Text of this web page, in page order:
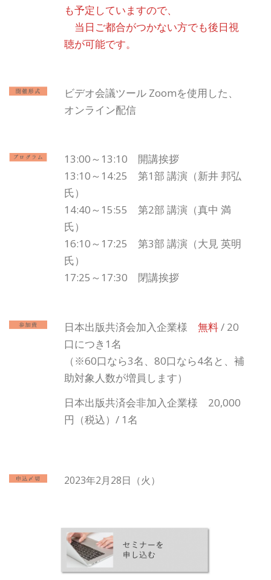
も予定していますので、
当日ご都合がつかない方でも後日視
聴が可能です。
ビデオ会議ツール Zoomを使用した、
オンライン配信
13:00～13:10 開講挨拶
13:10～14:25 第1部 講演（新井 邦弘
氏）
14:40～15:55 第2部 講演（真中 満
氏）
16:10～17:25 第3部 講演（大見 英明
氏）
17:25～17:30 閉講挨拶
日本出版共済会加入企業様無料/ 20
口につき1名
（※60口なら3名、80口なら4名と、補
助対象人数が増員します）
日本出版共済会非加入企業様 20,000
円（税込）/ 1名
2023年2月28日（火）